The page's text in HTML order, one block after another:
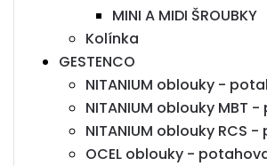
MINI A MIDI ŠROUBKY
Kolínka
GESTENCO
NITANIUM oblouky -
NITANIUM oblouky MBT
NITANIUM oblouky RCS
OCEL oblouky -